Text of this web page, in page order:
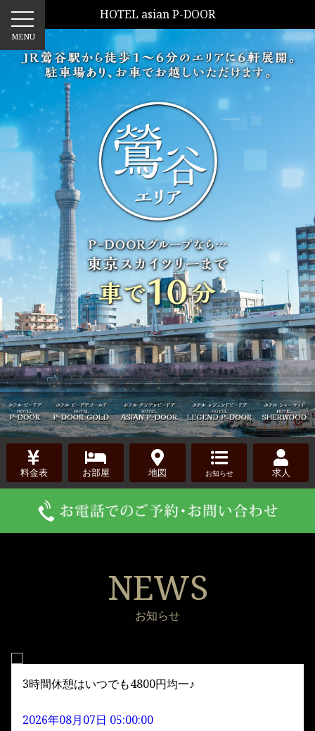
MENU
HOTEL asian P-DOOR
料金表 お部屋 地図 お知らせ 求人
NEWS
お知らせ
3時間休憩はいつでも4800円均一♪
2026年08月07日 05:00:00